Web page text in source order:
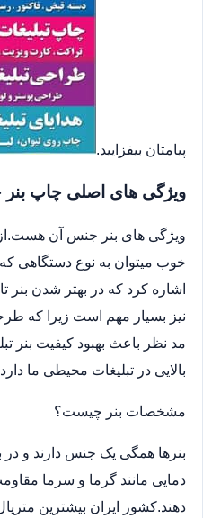
پیامتان بیفزایید.
ویژگی های اصلی چاپ
ویژگی های بنر جنس آن
خوب میتوان به نوع دستگاهی
اشاره کرد که در بهتر شدن بنر
نیز بسیار مهم است زیرا که
مد نظر باعث بهبود کیفیت بنر
بالایی در تبلیغات محیطی ما
مشخصات بنر چیست؟
بنرها همگی یک جنس دارند و در
دمایی مانند گرما و سرما
دهند.کشور ایران بیشترین